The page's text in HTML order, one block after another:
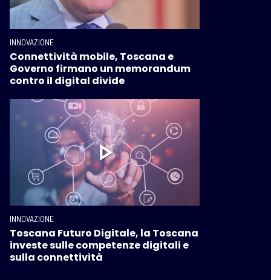
INNOVAZIONE
Connettività mobile, Toscana e
Governo firmano un memorandum
contro il digital divide
INNOVAZIONE
Toscana Futuro Digitale, la Toscana
investe sulle competenze digitali e
sulla connettività